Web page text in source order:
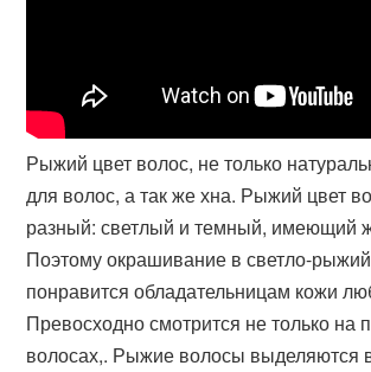
Рыжий цвет волос, не только
для волос, а так же хна​. Рыжий цвет
разный: светлый и темный, имеющий
Поэтому окрашивание в светло-
понравится обладательницам кожи
Превосходно смотрится не только на
волосах,​. Рыжие волосы выделяются